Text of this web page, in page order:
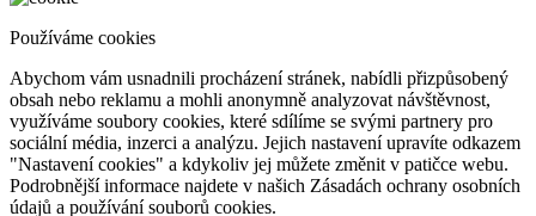
Používáme cookies
Abychom vám usnadnili procházení stránek, nabídli přizpůsobený
obsah nebo reklamu a mohli anonymně analyzovat návštěvnost,
využíváme soubory cookies, které sdílíme se svými partnery pro
sociální média, inzerci a analýzu. Jejich nastavení upravíte odkazem
"Nastavení cookies" a kdykoliv jej můžete změnit v patičce webu.
Podrobnější informace najdete v našich Zásadách ochrany osobních
údajů a používání souborů cookies.